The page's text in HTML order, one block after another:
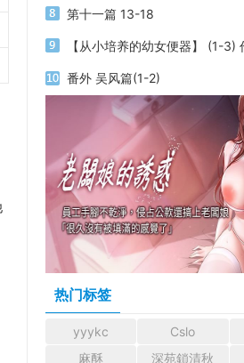
第十一篇 13-18
番外 吴风篇(1-2)
热门标签
yyykc Cslo
麻酥
深苑鎖清秋